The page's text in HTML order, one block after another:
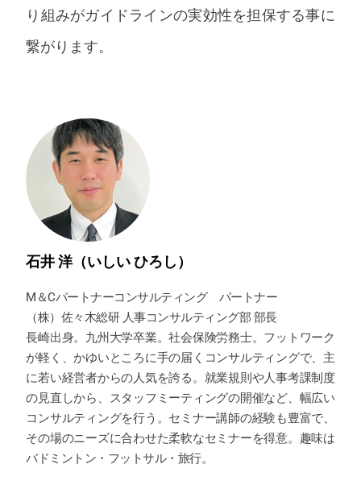
り組みがガイドラインの実効性を担保する事に
繋がります。
石井 洋（いしい ひろし）
M＆Cパートナーコンサルティング パートナー
（株）佐々木総研 人事コンサルティング部 部長
長崎出身。九州大学卒業。社会保険労務士。フットワーク
が軽く、かゆいところに手の届くコンサルティングで、主
に若い経営者からの人気を誇る。就業規則や人事考課制度
の見直しから、スタッフミーティングの開催など、幅広い
コンサルティングを行う。セミナー講師の経験も豊富で、
その場のニーズに合わせた柔軟なセミナーを得意。趣味は
バドミントン・フットサル・旅行。